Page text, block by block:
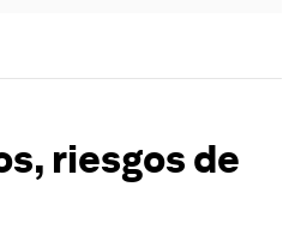
riesgos de